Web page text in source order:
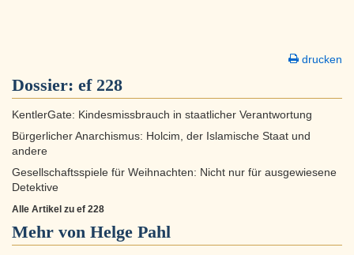
drucken
Dossier: ef 228
KentlerGate: Kindesmissbrauch in staatlicher Verantwortung
Bürgerlicher Anarchismus: Holcim, der Islamische Staat und
andere
Gesellschaftsspiele für Weihnachten: Nicht nur für ausgewiesene
Detektive
Alle Artikel zu ef 228
Mehr von Helge Pahl